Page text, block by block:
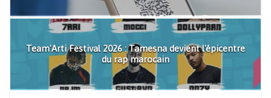
Team'Arti Festival 2026 : Tamesna devient l'épicentre
du rap marocain